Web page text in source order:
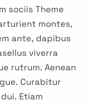
sociis Theme
montes,
ante, dapibus
viverra
rutrum. Aenean
Curabitur
Etiam